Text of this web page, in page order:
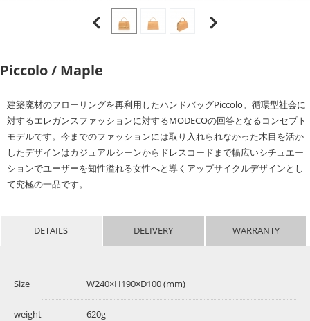
Piccolo / Maple
建築廃材のフローリングを再利用したハンドバッグPiccolo。循環型社会に
対するエレガンスファッションに対するMODECOの回答となるコンセプト
モデルです。今までのファッションには取り入れられなかった木目を活か
したデザインはカジュアルシーンからドレスコードまで幅広いシチュエー
ションでユーザーを知性溢れる女性へと導くアップサイクルデザインとし
て究極の一品です。
DETAILS DELIVERY WARRANTY
Size W240×H190×D100 (mm)
weight 620g